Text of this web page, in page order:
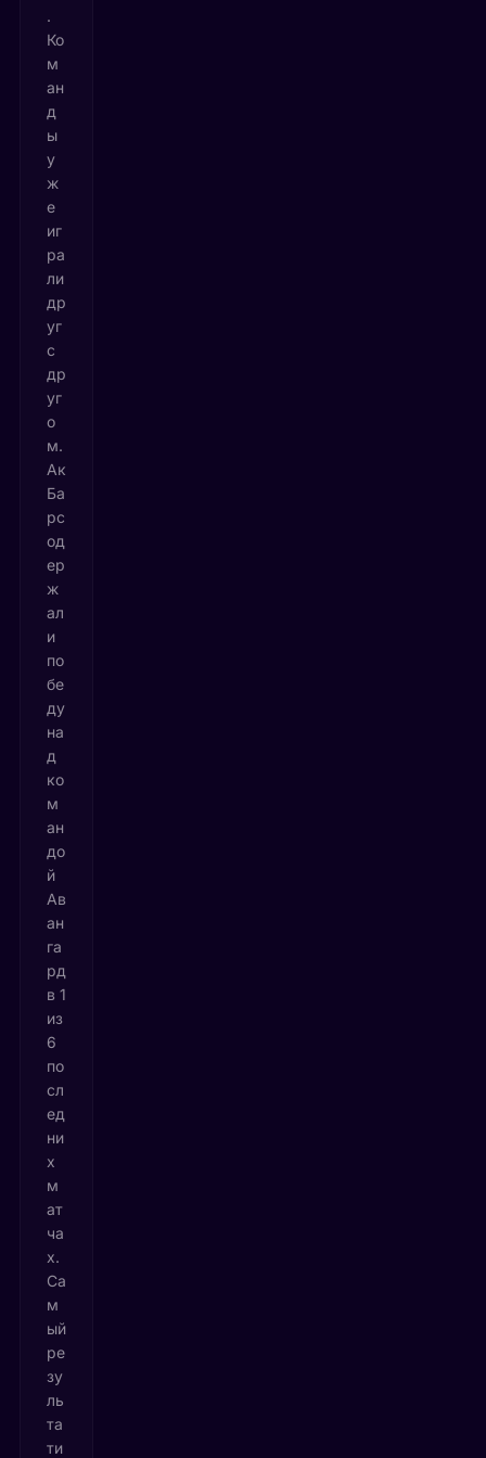
.
Ко
м
ан
д
ы
у
ж
е
иг
ра
ли
др
уг
с
др
уг
о
м.
Ак
Ба
рс
од
ер
ж
ал
и
по
бе
ду
на
д
ко
м
ан
до
й
Ав
ан
га
рд
в 1
из
6
по
сл
ед
ни
х
м
ат
ча
х.
Са
м
ый
ре
зу
ль
та
ти